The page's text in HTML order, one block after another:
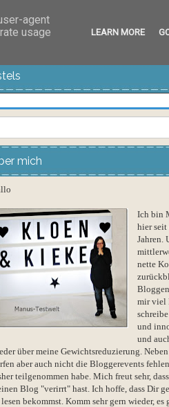
mich
Ich bin
hier seit
Jahren.
nette
mir viel
und
und
über meine Gewichtsreduzierung.
aber auch nicht die Bloggerevents
teilgenommen habe. Mich freut sehr,
Blog "verirrt" hast. Ich hoffe, dass Dir
bekommst. Komm sehr gern wieder, es
agent
usage
LEARN MORE